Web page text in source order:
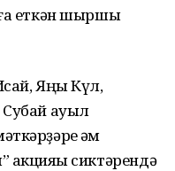
еткән шыршы
Яңы Күл,
ауыл
һәм
акцияһы сиктәрендә